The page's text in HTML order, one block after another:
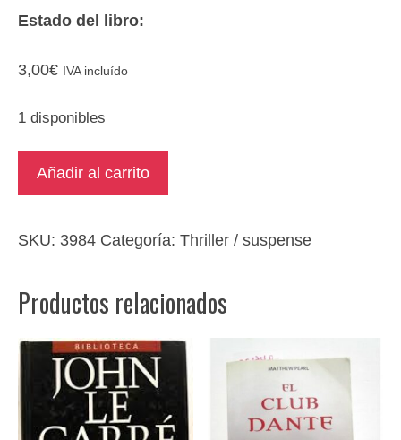
Estado del libro:
3,00€ IVA incluído
1 disponibles
Añadir al carrito
SKU: 3984 Categoría: Thriller / suspense
Productos relacionados